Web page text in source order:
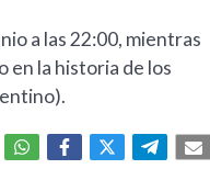
a las 22:00, mientras
en la historia de los